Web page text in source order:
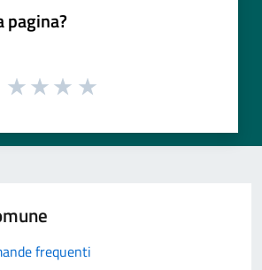
pagina?
frequenti